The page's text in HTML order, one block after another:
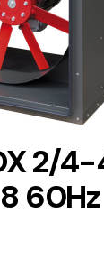
DETAILS
2/
60Hz